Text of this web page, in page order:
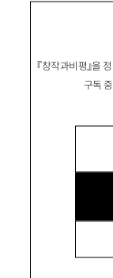
『창작과비평』을
구독
소설집 『
사는 모양